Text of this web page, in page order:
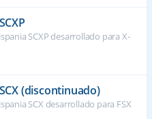
SCXP desarrollado para X-
(discontinuado)
SCX desarrollado para FSX